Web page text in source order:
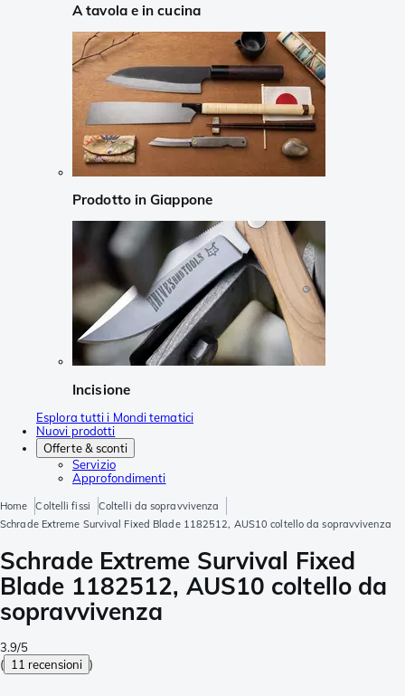
A tavola e in cucina
Prodotto in Giappone
Incisione
Esplora tutti i Mondi tematici
Nuovi prodotti
Offerte & sconti
Servizio
Approfondimenti
Home Coltelli fissi
Coltelli da sopravvivenza
Schrade Extreme Survival Fixed Blade 1182512, AUS10 coltello da sopravvivenza
Schrade Extreme Survival Fixed
Blade 1182512, AUS10 coltello da
sopravvivenza
3.9/5
( 11 recensioni )